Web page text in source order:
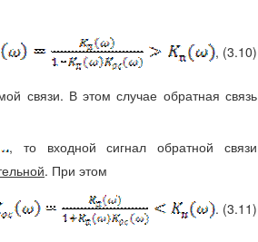
, (3.10)
связи. В этом случае обратная связь
, то входной сигнал обратной связи
. При этом
. (3.11)